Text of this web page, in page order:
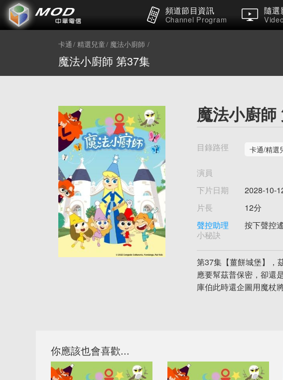
頻道節目資訊
Channel Program
隨選
卡通 精選兒童 魔法小廚師
魔法小廚師 第37集
魔法小廚師
目錄路徑 卡通/精選
演員
下片日期
2028-10-
片長
12分
聲控助理
小秘訣
按下聲控
第37集【薑餅城堡】，
應要幫茲普保密，卻還
庫伯此時還企圖用魔杖
你應該也會喜歡...